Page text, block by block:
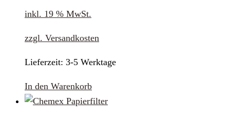
inkl. 19 % MwSt.
zzgl. Versandkosten
Lieferzeit: 3-5 Werktage
In den Warenkorb